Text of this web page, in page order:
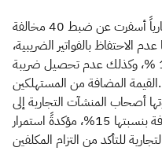
وتم خلال الحملة زيارة 90 موقعاً تجارياً أسفرت عن ضبط 40 مخالفة
الاحتفاظ بالفواتير الضريبية،
وتحصيل ضريبة أعلى من نسبة الـ15 %، وكذلك عدم تحصيل ضريبة
القيمة المضافة من المستهلكين.
أصحاب المنشآت التجارية إلى
الالتزام بتطبيق ضريبة القيمة المضافة بنسبتها 15%، مؤكدةً استمرار
للتأكد من التزام المكلفين